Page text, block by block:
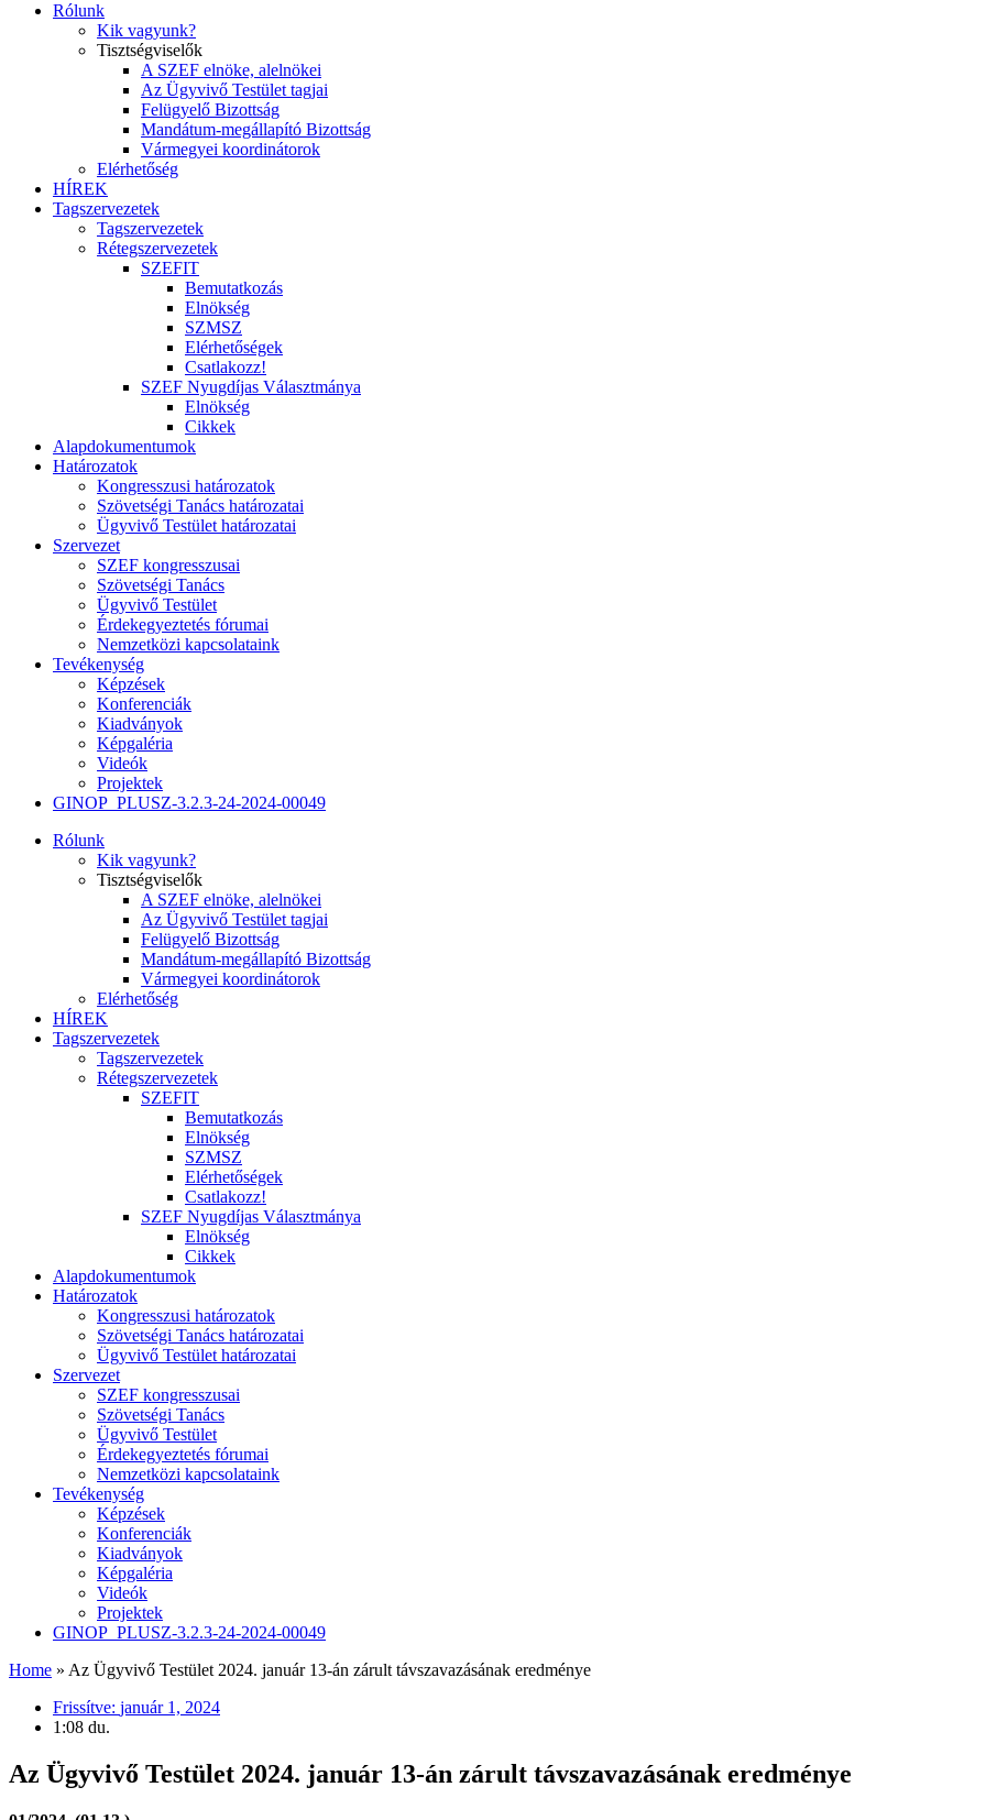
Rólunk
Kik vagyunk?
Tisztségviselők
A SZEF elnöke, alelnökei
Az Ügyvivő Testület tagjai
Felügyelő Bizottság
Mandátum-megállapító Bizottság
Vármegyei koordinátorok
Elérhetőség
HÍREK
Tagszervezetek
Tagszervezetek
Rétegszervezetek
SZEFIT
Bemutatkozás
Elnökség
SZMSZ
Elérhetőségek
Csatlakozz!
SZEF Nyugdíjas Választmánya
Elnökség
Cikkek
Alapdokumentumok
Határozatok
Kongresszusi határozatok
Szövetségi Tanács határozatai
Ügyvivő Testület határozatai
Szervezet
SZEF kongresszusai
Szövetségi Tanács
Ügyvivő Testület
Érdekegyeztetés fórumai
Nemzetközi kapcsolataink
Tevékenység
Képzések
Konferenciák
Kiadványok
Képgaléria
Videók
Projektek
GINOP_PLUSZ-3.2.3-24-2024-00049
Rólunk
Kik vagyunk?
Tisztségviselők
A SZEF elnöke, alelnökei
Az Ügyvivő Testület tagjai
Felügyelő Bizottság
Mandátum-megállapító Bizottság
Vármegyei koordinátorok
Elérhetőség
HÍREK
Tagszervezetek
Tagszervezetek
Rétegszervezetek
SZEFIT
Bemutatkozás
Elnökség
SZMSZ
Elérhetőségek
Csatlakozz!
SZEF Nyugdíjas Választmánya
Elnökség
Cikkek
Alapdokumentumok
Határozatok
Kongresszusi határozatok
Szövetségi Tanács határozatai
Ügyvivő Testület határozatai
Szervezet
SZEF kongresszusai
Szövetségi Tanács
Ügyvivő Testület
Érdekegyeztetés fórumai
Nemzetközi kapcsolataink
Tevékenység
Képzések
Konferenciák
Kiadványok
Képgaléria
Videók
Projektek
GINOP_PLUSZ-3.2.3-24-2024-00049
Home » Az Ügyvivő Testület 2024. január 13-án zárult távszavazásának eredménye
Frissítve: január 1, 2024
1:08 du.
Az Ügyvivő Testület 2024. január 13-án zárult távszavazásának eredménye